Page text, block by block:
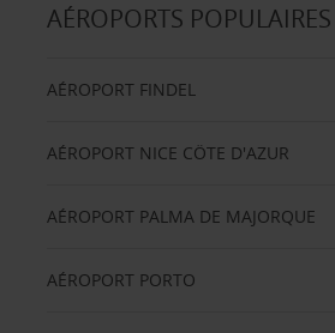
AÉROPORTS POPULAIRES
AÉROPORT FINDEL
AÉROPORT NICE CÖTE D'AZUR
AÉROPORT PALMA DE MAJORQUE
AÉROPORT PORTO